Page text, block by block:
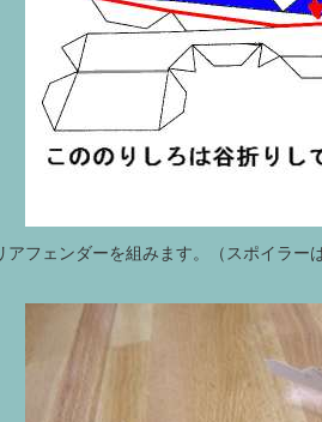
アフェンダーを組みます。（スポイラー